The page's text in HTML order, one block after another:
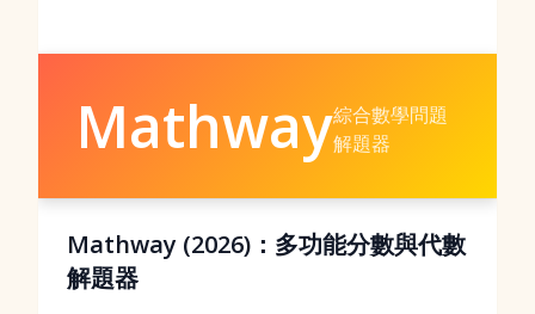
Mathway綜合數學問題
解題器
Mathway (2026)：多功能分數與代數
解題器